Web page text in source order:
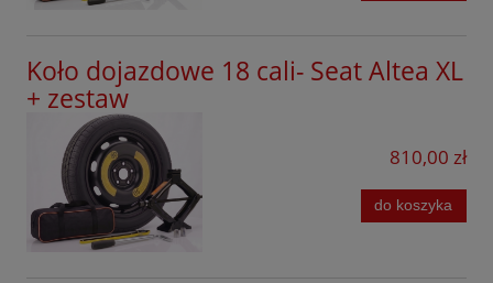
Koło dojazdowe 18 cali- Seat Altea XL
+ zestaw
810,00 zł
do koszyka